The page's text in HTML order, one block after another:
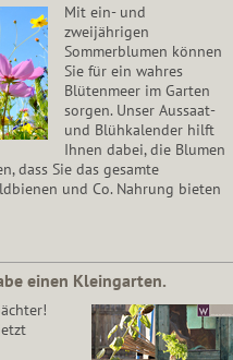
Mit ein- und
zweijährigen
Sommerblumen können
Sie für ein wahres
Blütenmeer im Garten
sorgen. Unser Aussaat-
und Blühkalender hilft
Ihnen dabei, die Blumen
dass Sie das gesamte
und Co. Nahrung bieten
einen Kleingarten.